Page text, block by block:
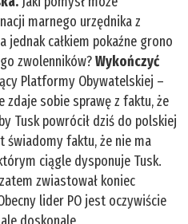
marnego urzędnika z
jednak całkiem pokaźne grono
zwolenników?Wykończyć
Platformy Obywatelskiej –
zdaje sobie sprawę z faktu, że
Tusk powrócił dziś do polskiej
świadomy faktu, że nie ma
ciągle dysponuje Tusk.
zwiastował koniec
lider PO jest oczywiście